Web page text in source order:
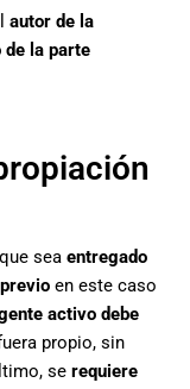
autor de la
de la parte
sea entregado
en este caso
activo debe
propio, sin
se requiere